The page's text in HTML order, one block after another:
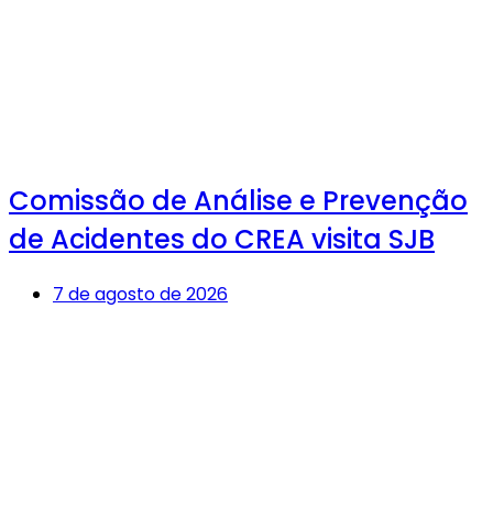
Comissão de Análise e Prevenção
de Acidentes do CREA visita SJB
7 de agosto de 2026